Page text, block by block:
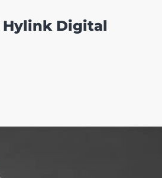
Hylink Digital